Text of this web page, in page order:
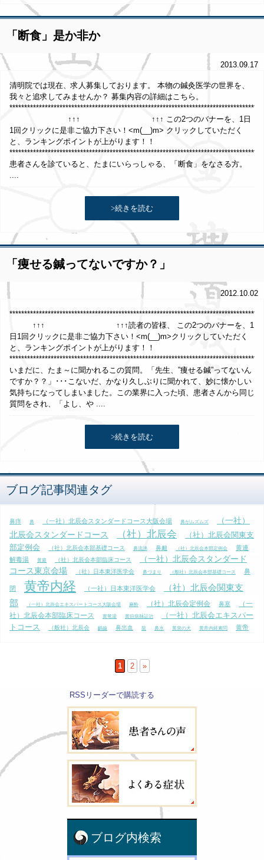
「断食」是か非か
2013.09.17
清明院では現在、求人募集しております。 本物の鍼灸医学の世界を、
我々と追求してみませんか？ 募集内容の詳細はこちら。
↑↑↑ ↑↑↑ この2つのバナーを、1日
1回クリックに是非ご協力下さい！<m(__)m> クリックしていただく
と、ランキングポイントが上がります！！
患者さんを診ていると、たまにいらっしゃる、「断食」をなさる方。
....
>続きを読む
「痩せる鍼ってないですか？」
2012.10.02
↑↑↑ ↑↑↑読者の皆様、 この2つのバナーを、1
日1回クリックに是非ご協力下さい！<m(__)m>クリックしていただく
と、ランキングポイントが上がります！！
いまだに、たま～に聞かれるこの質問。「先生、”痩せる鍼”ってないん
ですか？？」･･･こないだ、かなり久しぶりに聞かれて、妙に懐かしい
気持ちになってしまいました。この業界に入った頃、患者さんから同じ
質問をされ、「よし、や ....
>続きを読む
ブログ記事関連タグ
鼻痒 鼻 （一社）北辰会スタンダードコース大阪会場 鼻がムズムズ
（一社）
北辰会スタンダードコース
（社）北辰会
（社）北辰会関東支
部定例会
（社）北辰会本部基礎コース 鼻流涕 鼻衄 （社）北辰会本部定例会
黄連
解毒湯
黄庭 （社）北辰会本部臨床コース
（一社）北辰会スタンダード
コース東京会場
（社）日本東洋医学会 鼻づまり （般社）北辰会本部基礎コース 鼻
閉 黄帝内経 （一社）日本東洋医学会
（社）北辰会関東支
部
（一社）北辰会エキスパートコース大阪会場 麻酔 （社）北辰会定例会 鼻塞
（一
社）北辰会本部臨床コース
黄竜湯 黄疸病脉証治
（一社）北辰会エキスパー
トコース
（般社）北辰会 齲齒 鼻出血 龍 鼻水 黄泉の犬 黄帝内経素問
黄帝
（一社）北辰会関東支部
1 2 »
RSSリーダーで購読する
ブログ内検索